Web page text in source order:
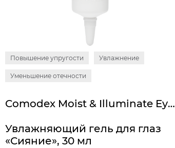
Повышение упругости Увлажнение
Уменьшение отечности
Comodex Moist & Illuminate Eye Treatment
Увлажняющий гель для глаз
«Сияние», 30 мл